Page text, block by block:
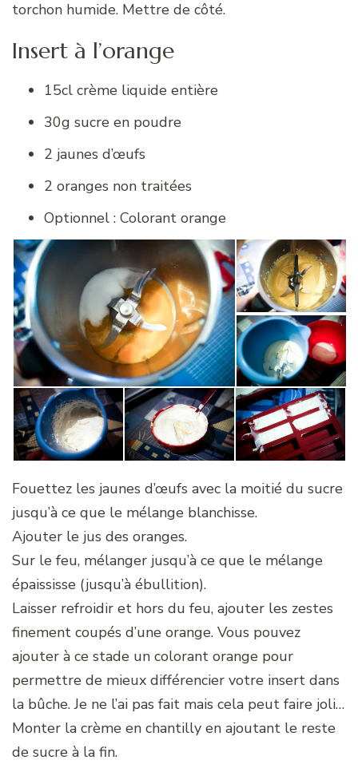
torchon humide. Mettre de côté.
Insert à l’orange
15cl crème liquide entière
30g sucre en poudre
2 jaunes d’œufs
2 oranges non traitées
Optionnel : Colorant orange
Fouettez les jaunes d’œufs avec la moitié du sucre
jusqu’à ce que le mélange blanchisse.
Ajouter le jus des oranges.
Sur le feu, mélanger jusqu’à ce que le mélange
épaississe (jusqu’à ébullition).
Laisser refroidir et hors du feu, ajouter les zestes
finement coupés d’une orange. Vous pouvez
ajouter à ce stade un colorant orange pour
permettre de mieux différencier votre insert dans
la bûche. Je ne l’ai pas fait mais cela peut faire joli…
Monter la crème en chantilly en ajoutant le reste
de sucre à la fin.